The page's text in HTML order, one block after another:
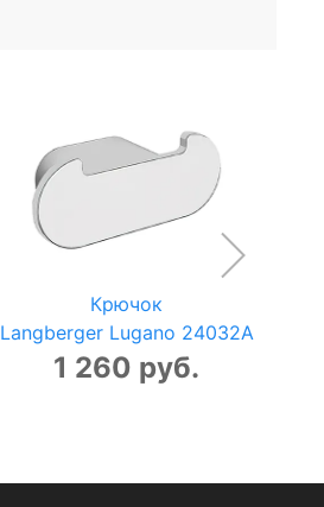
Крючок
Langberger Lugano 24032A
1 260 руб.